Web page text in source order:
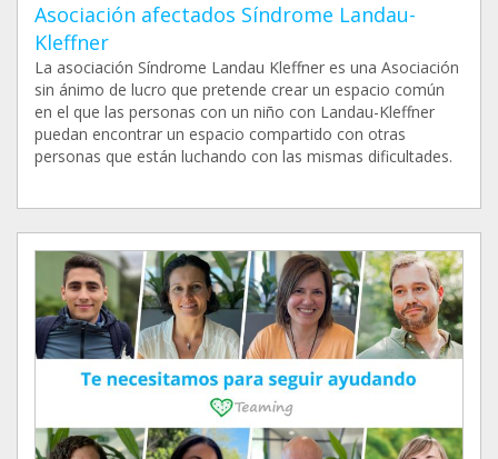
Asociación afectados Síndrome Landau-
Kleffner
La asociación Síndrome Landau Kleffner es una Asociación
sin ánimo de lucro que pretende crear un espacio común
en el que las personas con un niño con Landau-Kleffner
puedan encontrar un espacio compartido con otras
personas que están luchando con las mismas dificultades.